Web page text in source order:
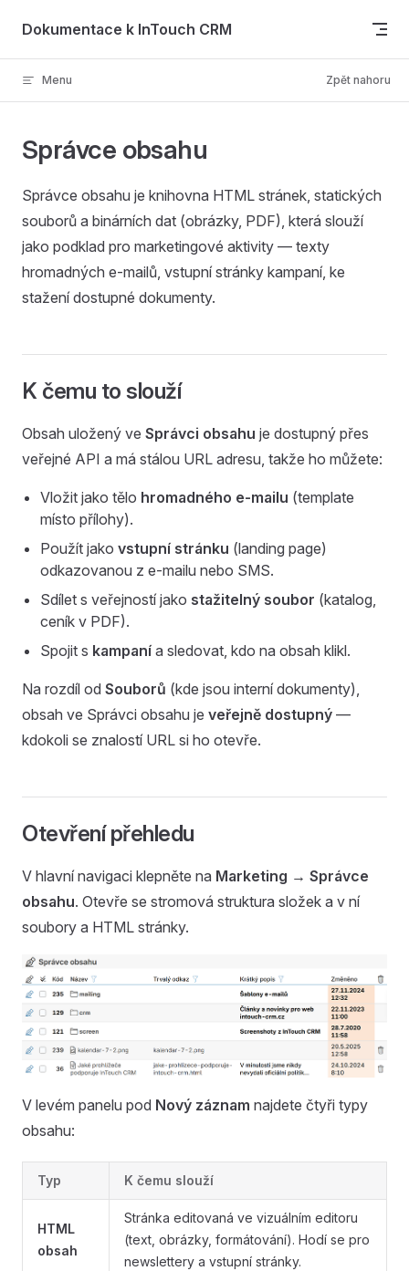
Skip to content
Dokumentace k InTouch CRM
Menu Zpět nahoru
Správce obsahu
Správce obsahu je knihovna HTML stránek, statických
souborů a binárních dat (obrázky, PDF), která slouží
jako podklad pro marketingové aktivity — texty
hromadných e-mailů, vstupní stránky kampaní, ke
stažení dostupné dokumenty.
K čemu to slouží
Obsah uložený ve Správci obsahu je dostupný přes
veřejné API a má stálou URL adresu, takže ho můžete:
Vložit jako tělo hromadného e-mailu (template
místo přílohy).
Použít jako vstupní stránku (landing page)
odkazovanou z e-mailu nebo SMS.
Sdílet s veřejností jako stažitelný soubor (katalog,
ceník v PDF).
Spojit s kampaní a sledovat, kdo na obsah klikl.
Na rozdíl od Souborů (kde jsou interní dokumenty),
obsah ve Správci obsahu je veřejně dostupný —
kdokoli se znalostí URL si ho otevře.
Otevření přehledu
V hlavní navigaci klepněte na Marketing → Správce
obsahu. Otevře se stromová struktura složek a v ní
soubory a HTML stránky.
V levém panelu pod Nový záznam najdete čtyři typy
obsahu:
Typ K čemu slouží
HTML
obsah
Stránka editovaná ve vizuálním editoru
(text, obrázky, formátování). Hodí se pro
newslettery a vstupní stránky.